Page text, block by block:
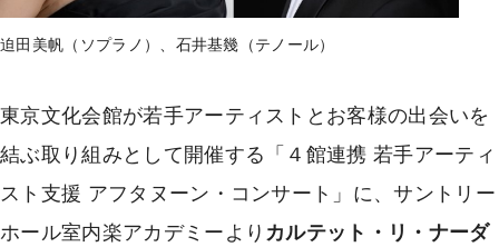
迫田美帆（ソプラノ）、石井基幾（テノール）
東京文化会館が若手アーティストとお客様の出会いを
結ぶ取り組みとして開催する「４館連携 若手アーティ
スト支援 アフタヌーン・コンサート」に、サントリー
ホール室内楽アカデミーより カルテット・リ・ナーダ